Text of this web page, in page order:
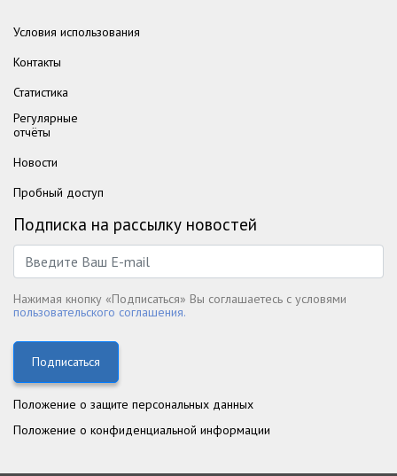
Условия использования
Контакты
Статистика
Регулярные
отчёты
Новости
Пробный доступ
Подписка на рассылку новостей
Нажимая кнопку «Подписаться» Вы соглашаетесь с условями
пользовательского соглашения.
Подписаться
Положение о защите персональных данных
Положение о конфиденциальной информации